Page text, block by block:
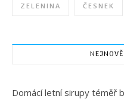
ZELENINA ČESNEK
Domácí letní sirupy téměř